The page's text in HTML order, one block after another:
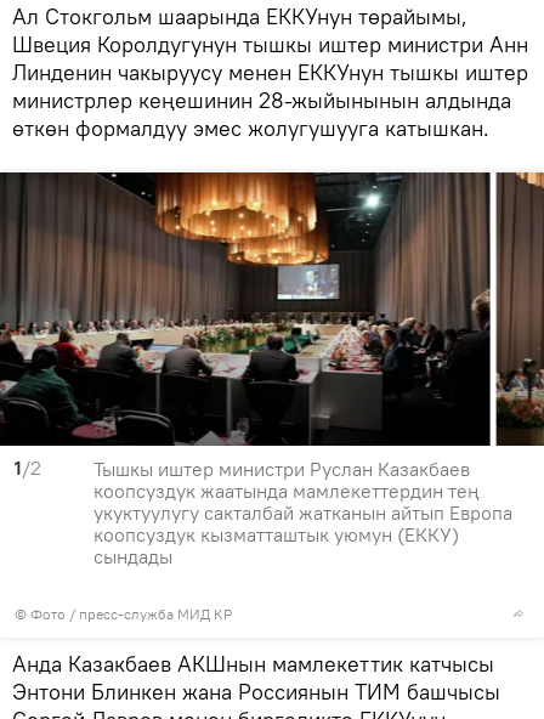
Ал Стокгольм шаарында ЕККУнун төрайымы,
Швеция Королдугунун тышкы иштер министри Анн
Линденин чакыруусу менен ЕККУнун тышкы иштер
министрлер кеңешинин 28-жыйынынын алдында
өткөн формалдуу эмес жолугушууга катышкан.
1/2
© Фото / пресс-служба МИД КР
Тышкы иштер министри Руслан Казакбаев
коопсуздук жаатында мамлекеттердин тең
укуктуулугу сакталбай жатканын айтып Европа
коопсуздук кызматташтык уюмун (ЕККУ)
сындады
Анда Казакбаев АКШнын мамлекеттик катчысы
Энтони Блинкен жана Россиянын ТИМ башчысы